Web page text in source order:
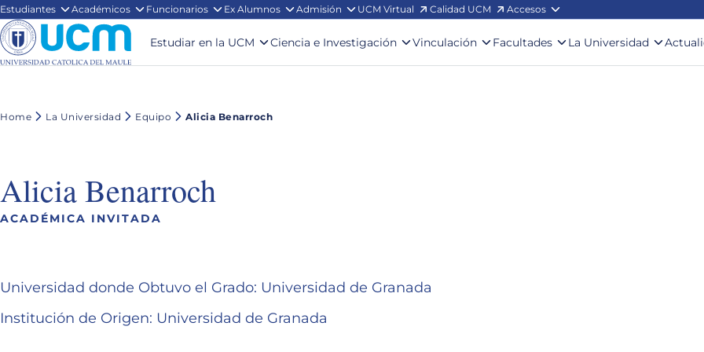
Estudiantes Académicos Funcionarios Ex Alumnos Admisión UCM Virtual Calidad UCM Accesos
Estudiar en la UCM Ciencia e Investigación Vinculación Facultades La Universidad
Home La Universidad Equipo Alicia Benarroch
Alicia Benarroch
ACADÉMICA INVITADA
Universidad donde Obtuvo el Grado: Universidad de Granada
Institución de Origen: Universidad de Granada